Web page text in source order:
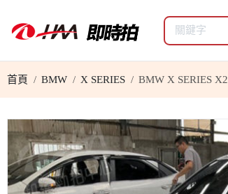
首頁 BMW X SERIES BMW X SERIES X2